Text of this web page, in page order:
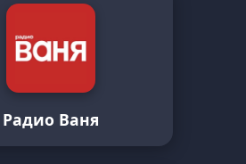
Радио Ваня